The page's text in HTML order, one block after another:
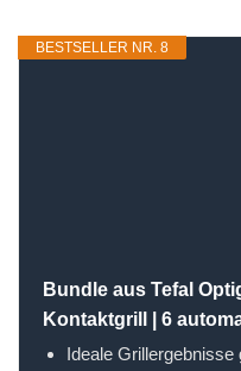
BESTSELLER NR. 8
Bundle aus Tefal
Kontaktgrill | 6
Ideale